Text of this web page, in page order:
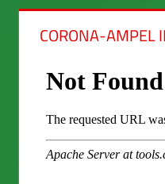
CORONA-AMPEL